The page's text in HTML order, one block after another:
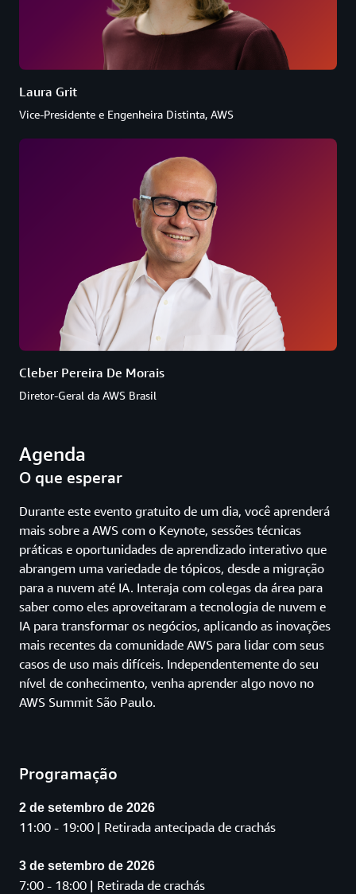
Laura Grit
Vice-Presidente e Engenheira Distinta, AWS
Cleber Pereira De Morais
Diretor-Geral da AWS Brasil
Agenda
O que esperar
Durante este evento gratuito de um dia, você aprenderá
mais sobre a AWS com o Keynote, sessões técnicas
práticas e oportunidades de aprendizado interativo que
abrangem uma variedade de tópicos, desde a migração
para a nuvem até IA. Interaja com colegas da área para
saber como eles aproveitaram a tecnologia de nuvem e
IA para transformar os negócios, aplicando as inovações
mais recentes da comunidade AWS para lidar com seus
casos de uso mais difíceis. Independentemente do seu
nível de conhecimento, venha aprender algo novo no
AWS Summit São Paulo.
Programação
2 de setembro de 2026
11:00 - 19:00 | Retirada antecipada de crachás
3 de setembro de 2026
7:00 - 18:00 | Retirada de crachás